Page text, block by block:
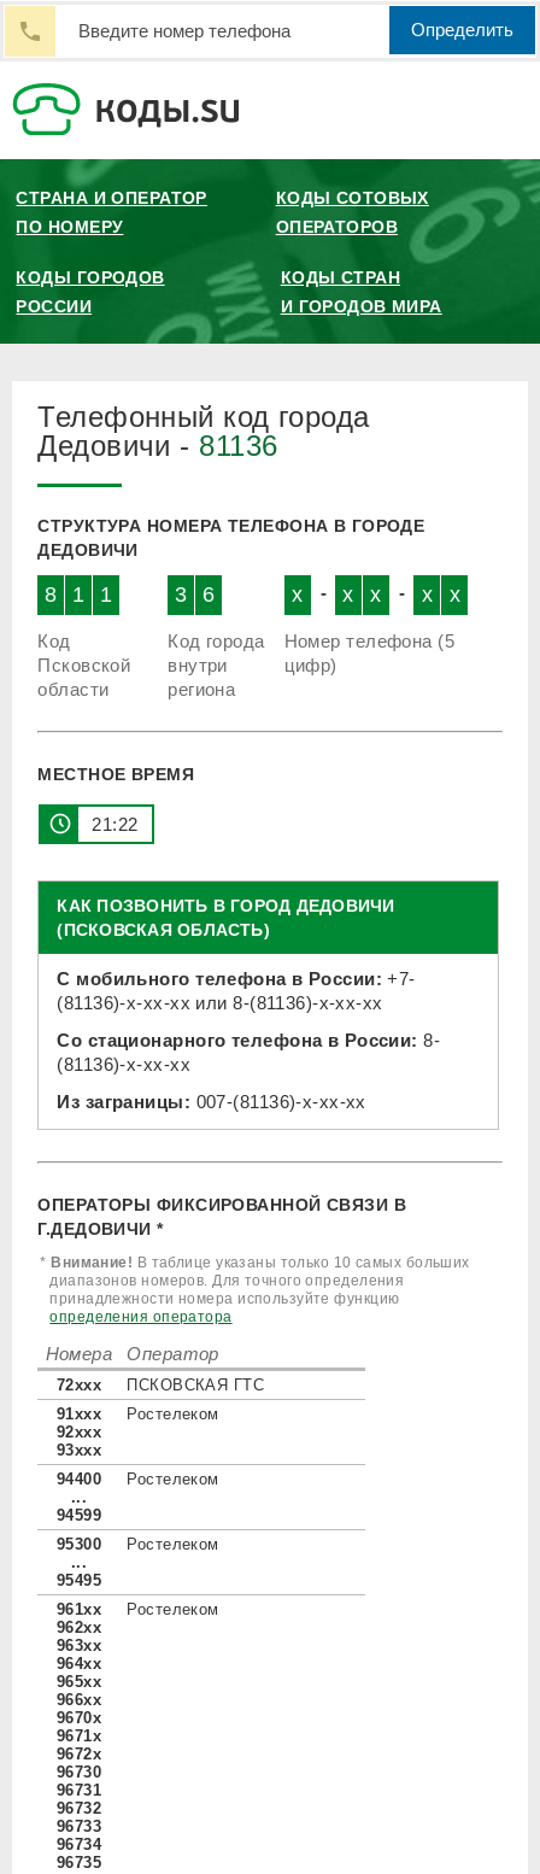
Определить
СТРАНА И ОПЕРАТОР
ПО НОМЕРУ
КОДЫ СОТОВЫХ
ОПЕРАТОРОВ
КОДЫ ГОРОДОВ
РОССИИ
КОДЫ СТРАН
И ГОРОДОВ МИРА
Телефонный код города
Дедовичи - 81136
СТРУКТУРА НОМЕРА ТЕЛЕФОНА В ГОРОДЕ
ДЕДОВИЧИ
8 1 1
Код
Псковской
области
3 6
Код города
внутри
региона
x - x x - x x
Номер телефона (5
цифр)
МЕСТНОЕ ВРЕМЯ
21:22
КАК ПОЗВОНИТЬ В ГОРОД ДЕДОВИЧИ
(ПСКОВСКАЯ ОБЛАСТЬ)
С мобильного телефона в России: +7-
(81136)-x-xx-xx или8-(81136)-x-xx-xx
Со стационарного телефона в России: 8-
(81136)-x-xx-xx
Из заграницы: 007-(81136)-x-xx-xx
ОПЕРАТОРЫ ФИКСИРОВАННОЙ СВЯЗИ В
Г.ДЕДОВИЧИ *
* Внимание! В таблице указаны только 10 самых больших
диапазонов номеров. Для точного определения
принадлежности номера используйте функцию
определения оператора
Номера Оператор
72xxx
ПСКОВСКАЯ ГТС
91xxx
92xxx
93xxx
Ростелеком
94400
...
94599
Ростелеком
95300
...
95495
Ростелеком
961xx
962xx
963xx
964xx
965xx
966xx
9670x
9671x
9672x
96730
96731
96732
96733
96734
96735
Ростелеком